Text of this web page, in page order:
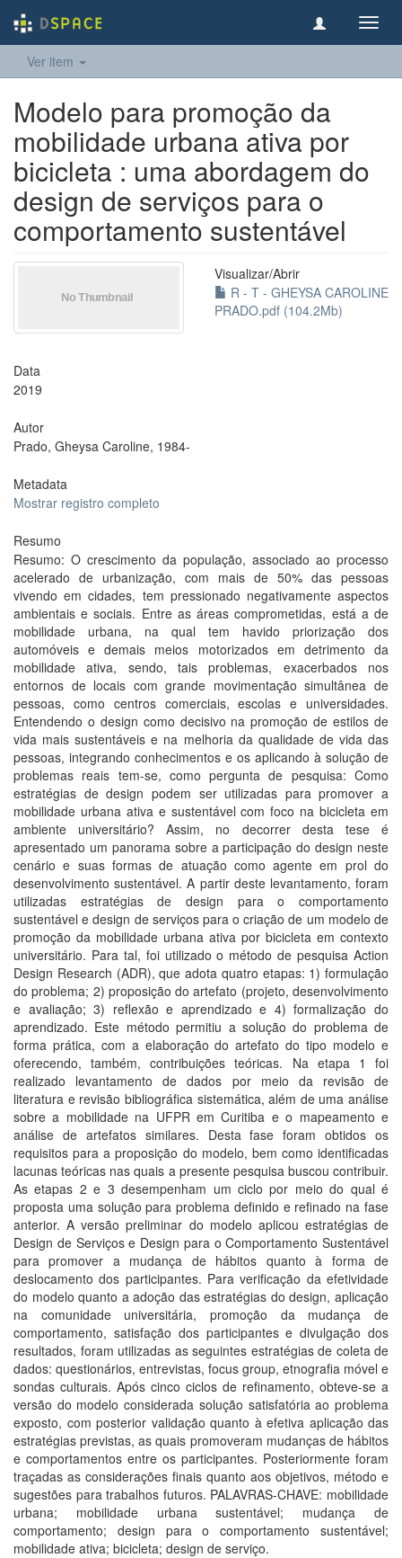
Ver item
Modelo para promoção da
mobilidade urbana ativa por
bicicleta : uma abordagem do
design de serviços para o
comportamento sustentável
Visualizar/Abrir
R - T - GHEYSA CAROLINE
PRADO.pdf (104.2Mb)
Data
2019
Autor
Prado, Gheysa Caroline, 1984-
Metadata
Mostrar registro completo
Resumo
Resumo: O crescimento da população, associado ao processo
acelerado de urbanização, com mais de 50% das pessoas
vivendo em cidades, tem pressionado negativamente aspectos
ambientais e sociais. Entre as áreas comprometidas, está a de
mobilidade urbana, na qual tem havido priorização dos
automóveis e demais meios motorizados em detrimento da
mobilidade ativa, sendo, tais problemas, exacerbados nos
entornos de locais com grande movimentação simultânea de
pessoas, como centros comerciais, escolas e universidades.
Entendendo o design como decisivo na promoção de estilos de
vida mais sustentáveis e na melhoria da qualidade de vida das
pessoas, integrando conhecimentos e os aplicando à solução de
problemas reais tem-se, como pergunta de pesquisa: Como
estratégias de design podem ser utilizadas para promover a
mobilidade urbana ativa e sustentável com foco na bicicleta em
ambiente universitário? Assim, no decorrer desta tese é
apresentado um panorama sobre a participação do design neste
cenário e suas formas de atuação como agente em prol do
desenvolvimento sustentável. A partir deste levantamento, foram
utilizadas estratégias de design para o comportamento
sustentável e design de serviços para o criação de um modelo de
promoção da mobilidade urbana ativa por bicicleta em contexto
universitário. Para tal, foi utilizado o método de pesquisa Action
Design Research (ADR), que adota quatro etapas: 1) formulação
do problema; 2) proposição do artefato (projeto, desenvolvimento
e avaliação; 3) reflexão e aprendizado e 4) formalização do
aprendizado. Este método permitiu a solução do problema de
forma prática, com a elaboração do artefato do tipo modelo e
oferecendo, também, contribuições teóricas. Na etapa 1 foi
realizado levantamento de dados por meio da revisão de
literatura e revisão bibliográfica sistemática, além de uma análise
sobre a mobilidade na UFPR em Curitiba e o mapeamento e
análise de artefatos similares. Desta fase foram obtidos os
requisitos para a proposição do modelo, bem como identificadas
lacunas teóricas nas quais a presente pesquisa buscou contribuir.
As etapas 2 e 3 desempenham um ciclo por meio do qual é
proposta uma solução para problema definido e refinado na fase
anterior. A versão preliminar do modelo aplicou estratégias de
Design de Serviços e Design para o Comportamento Sustentável
para promover a mudança de hábitos quanto à forma de
deslocamento dos participantes. Para verificação da efetividade
do modelo quanto a adoção das estratégias do design, aplicação
na comunidade universitária, promoção da mudança de
comportamento, satisfação dos participantes e divulgação dos
resultados, foram utilizadas as seguintes estratégias de coleta de
dados: questionários, entrevistas, focus group, etnografia móvel e
sondas culturais. Após cinco ciclos de refinamento, obteve-se a
versão do modelo considerada solução satisfatória ao problema
exposto, com posterior validação quanto à efetiva aplicação das
estratégias previstas, as quais promoveram mudanças de hábitos
e comportamentos entre os participantes. Posteriormente foram
traçadas as considerações finais quanto aos objetivos, método e
sugestões para trabalhos futuros. PALAVRAS-CHAVE: mobilidade
urbana; mobilidade urbana sustentável; mudança de
comportamento; design para o comportamento sustentável;
mobilidade ativa; bicicleta; design de serviço.